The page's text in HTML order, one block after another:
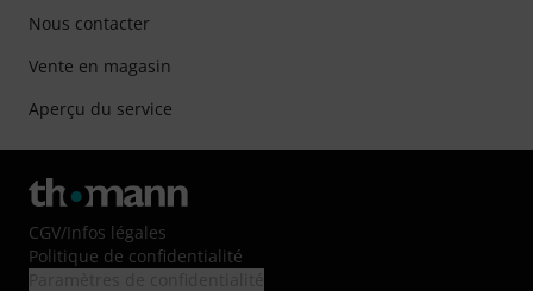
Nous contacter
Vente en magasin
Aperçu du service
CGV/Infos légales
Politique de confidentialité